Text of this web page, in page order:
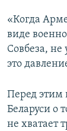
«Когда
виде
Совбеза, не
это
Перед этим
Беларуси о
не хватает